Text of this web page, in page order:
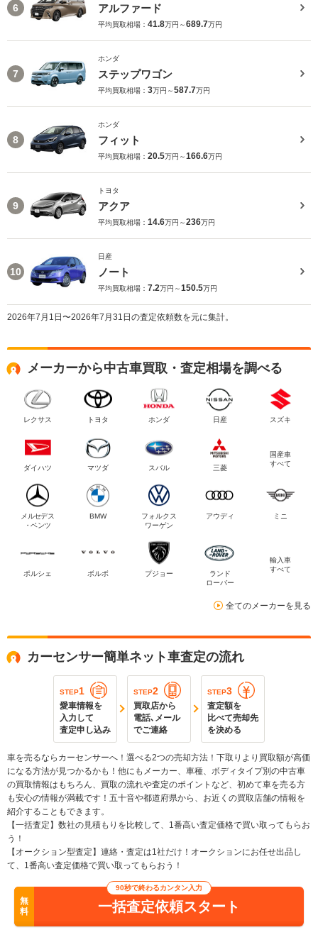
6 アルファード
平均買取相場： 41.8万円～689.7万円
7
ホンダ
ステップワゴン
平均買取相場： 3万円～587.7万円
8
ホンダ
フィット
平均買取相場： 20.5万円～166.6万円
9
トヨタ
アクア
平均買取相場： 14.6万円～236万円
10
日産
ノート
平均買取相場： 7.2万円～150.5万円
2026年7月1日〜2026年7月31日の査定依頼数を元に集計。
メーカーから中古車買取・査定相場を調べる
レクサス トヨタ ホンダ 日産 スズキ
ダイハツ マツダ スバル 三菱
国産車
すべて
メルセデス
・ベンツ
BMW
フォルクス
ワーゲン
アウディ ミニ
ポルシェ ボルボ プジョー
ランド
ローバー
輸入車
すべて
全てのメーカーを見る
カーセンサー簡単ネット車査定の流れ
STEP1
愛車情報を
入力して
査定申し込み
STEP2
買取店から
電話､メール
でご連絡
STEP3
査定額を
比べて売却先
を決める
車を売るならカーセンサーへ！選べる2つの売却方法！下取りより買取額が高価
になる方法が見つかるかも！他にもメーカー、車種、ボディタイプ別の中古車
の買取情報はもちろん、買取の流れや査定のポイントなど、初めて車を売る方
も安心の情報が満載です！五十音や都道府県から、お近くの買取店舗の情報を
紹介することもできます。
【一括査定】数社の見積もりを比較して、1番高い査定価格で買い取ってもらお
う！
【オークション型査定】連絡・査定は1社だけ！オークションにお任せ出品し
て、1番高い査定価格で買い取ってもらおう！
無
料
90秒で終わるカンタン入力
一括査定依頼スタート